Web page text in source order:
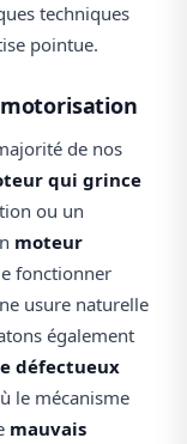
techniques
pointue.
de nos
qui grince
ou un
moteur
fonctionner
usure naturelle
également
défectueux
le mécanisme
mauvais